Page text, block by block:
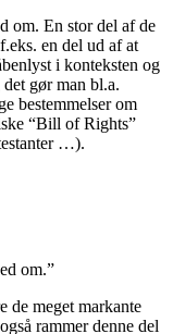
om. En stor del af de
en del ud af at
i konteksten og
gør man bl.a.
bestemmelser om
“Bill of Rights”
…).
om.”
de meget markante
rammer denne del